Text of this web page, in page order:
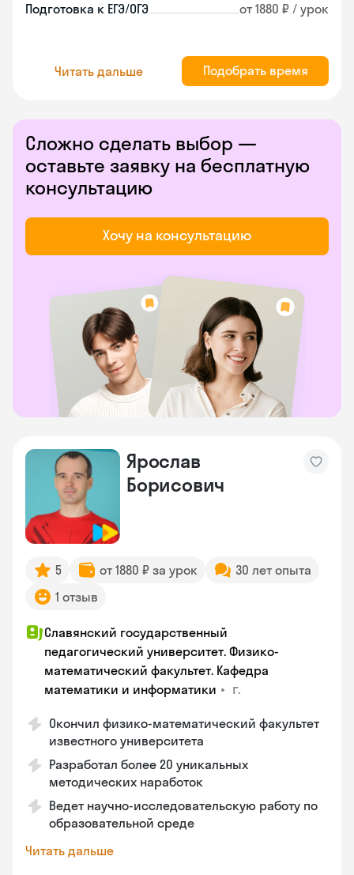
Подготовка к ЕГЭ/ОГЭ от 1880 ₽ / урок
Читать дальше Подобрать время
Сложно сделать выбор —
оставьте заявку на бесплатную
консультацию
Хочу на консультацию
Ярослав
Борисович
5 от 1880 ₽ за урок
30 лет опыта
1 отзыв
Славянский государственный
педагогический университет. Физико-
математический факультет. Кафедра
математики и информатики • г.
Окончил физико-математический факультет
известного университета
Разработал более 20 уникальных
методических наработок
Ведет научно-исследовательскую работу по
образовательной среде
Читать дальше